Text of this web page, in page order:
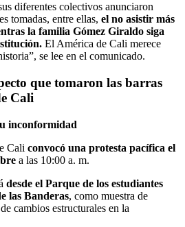
diferentes colectivos anunciaron
tomadas, entre ellas, el no asistir más
la familia Gómez Giraldo siga
El América de Cali merece
se lee en el comunicado.
que tomaron las barras
Cali
inconformidad
Cali convocó una protesta pacífica el
a las 10:00 a. m.
desde el Parque de los estudiantes
las Banderas, como muestra de
cambios estructurales en la